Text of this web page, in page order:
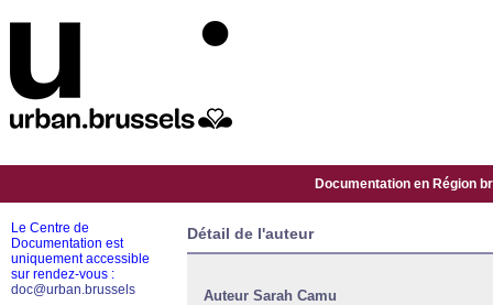
Documentation en Région
Détail de l'auteur
Auteur Sarah Camu
Le Centre de
Documentation est
uniquement accessible
sur rendez-vous :
doc@urban.brussels